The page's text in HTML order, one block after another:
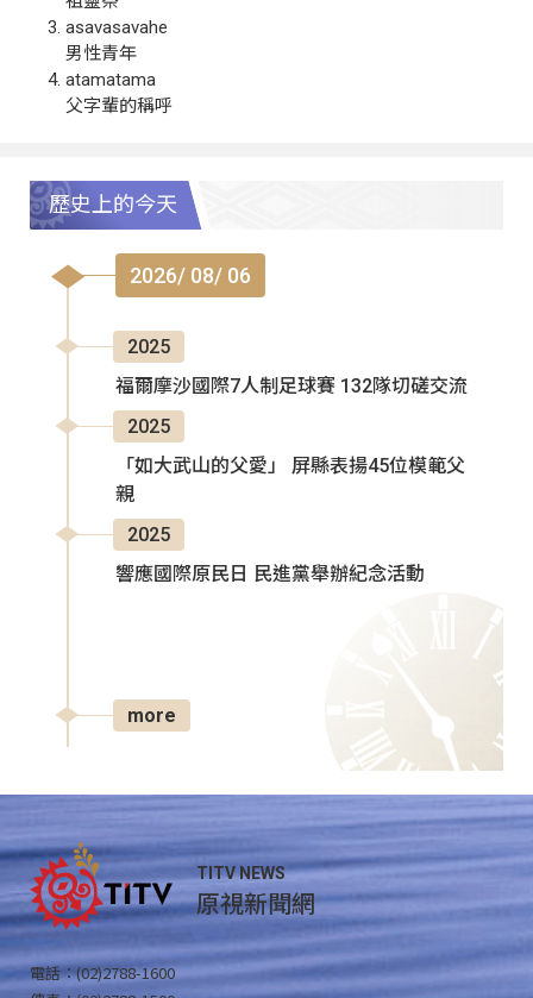
asavasavahe
男性青年
atamatama
父字輩的稱呼
歷史上的今天
2026/ 08/ 06
2025
福爾摩沙國際7人制足球賽 132隊切磋交流
2025
「如大武山的父愛」 屏縣表揚45位模範父
親
2025
響應國際原民日 民進黨舉辦紀念活動
more
TITV NEWS
原視新聞網
電話：(02)2788-1600